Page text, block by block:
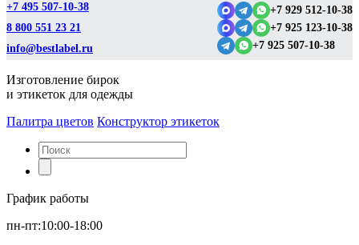
+7 495 507-10-38
8 800 551 23 21
info@bestlabel.ru
+7 929 512-10-38
+7 925 123-10-38
+7 925 507-10-38
Изготовление бирок
и этикеток для одежды
Палитра цветов Конструктор этикеток
График работы
пн-пт:10:00-18:00